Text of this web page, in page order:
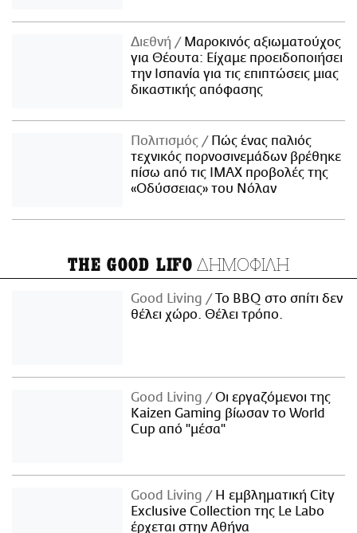
Διεθνή
Μαροκινός αξιωματούχος
για Θέουτα: Είχαμε προειδοποιήσει
την Ισπανία για τις επιπτώσεις μιας
δικαστικής απόφασης
Πολιτισμός
Πώς ένας παλιός
τεχνικός πορνοσινεμάδων βρέθηκε
πίσω από τις IMAX προβολές της
«Οδύσσειας» του Νόλαν
THE GOOD LIFO ΔΗΜΟΦΙΛΗ
Good Living
Το BBQ στο σπίτι δεν
θέλει χώρο. Θέλει τρόπο.
Good Living
Οι εργαζόμενοι της
Kaizen Gaming βίωσαν το World
Cup από "μέσα"
Good Living
Η εμβληματική City
Exclusive Collection της Le Labo
έρχεται στην Αθήνα